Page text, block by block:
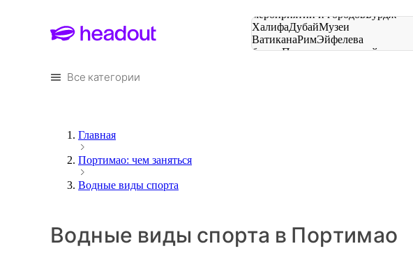
мероприятий и городовБурдж-
ХалифаДубайМузеи
ВатиканаРимЭйфелева
башняПарижмероприятий и
Все категории
Главная
Портимао: чем заняться
Водные виды спорта
Водные виды спорта в Портимао